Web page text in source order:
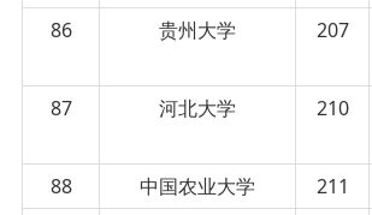
86
贵州大学 207
87
河北大学 210
88
中国农业大学 211